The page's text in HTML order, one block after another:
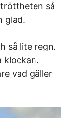
så
glad.
så lite regn.
klockan.
vad gäller